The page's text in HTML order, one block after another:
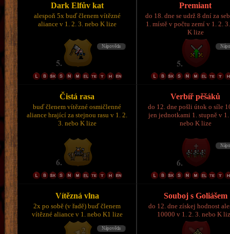
Dark Elfův kat
alespoň 5x buď členem vítězné
aliance v 1. 2. 3. nebo K lize
Premiant
do 18. dne se udrž 8 dní za
1. místě v počtu zemí v 1. 2.
K lize
Čistá rasa
buď členem vítězné osmičlenné
aliance hrající za stejnou rasu v 1. 2.
3. nebo K lize
Verbíř pěšáků
do 12. dne pošli útok o síle
jen jednotkami 1. stupně v 1.
nebo K lize
Vítězná vlna
2x po sobě (v řadě) buď členem
vítězné aliance v 1. nebo K1 lize
Souboj s Goliášem
do 12. dne získej hodnost
10000 v 1. 2. 3. nebo K